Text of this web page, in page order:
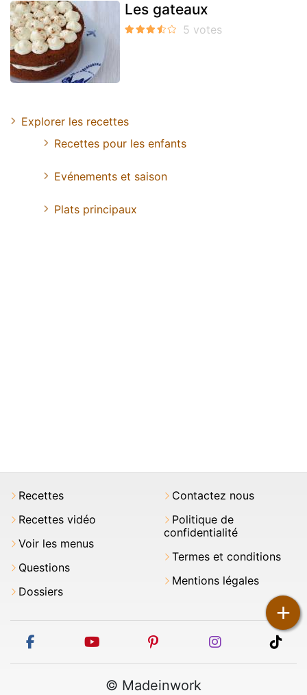
+
Les gateaux
Explorer les recettes
Recettes pour les enfants
Evénements et saison
Plats principaux
Recettes
Recettes vidéo
Voir les menus
Questions
Dossiers
Contactez nous
Politique de
confidentialité
Termes et conditions
Mentions légales
facebook youtube pinterest instagram
© Madeinwork